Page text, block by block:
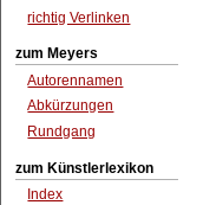
richtig Verlinken
zum Meyers
Autorennamen
Abkürzungen
Rundgang
zum Künstlerlexikon
Index